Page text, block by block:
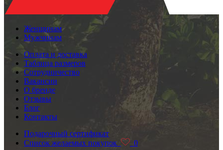
Женщинам
Мужчинам
Оплата и доставка
Таблица размеров
Сотрудничество
Вакансии
О бренде
Отзывы
Блог
Контакты
Подарочный сертификат
Список желаемых покупок
0